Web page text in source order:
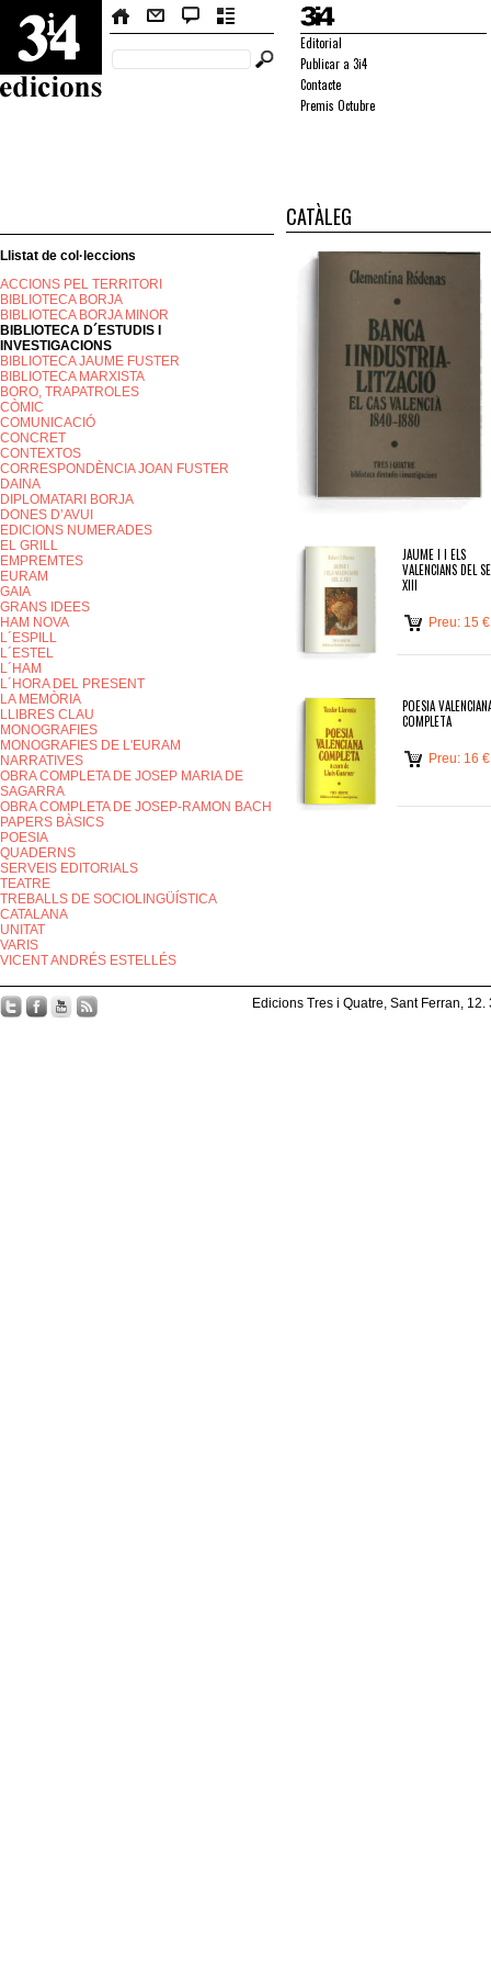
Editorial
Publicar a 3i4
Contacte
Premis Octubre
Llistat de col·leccions
ACCIONS PEL TERRITORI
BIBLIOTECA BORJA
BIBLIOTECA BORJA MINOR
BIBLIOTECA D´ESTUDIS I
INVESTIGACIONS
BIBLIOTECA JAUME FUSTER
BIBLIOTECA MARXISTA
BORO, TRAPATROLES
CÒMIC
COMUNICACIÓ
CONCRET
CONTEXTOS
CORRESPONDÈNCIA JOAN FUSTER
DAINA
DIPLOMATARI BORJA
DONES D’AVUI
EDICIONS NUMERADES
EL GRILL
EMPREMTES
EURAM
GAIA
GRANS IDEES
HAM NOVA
L´ESPILL
L´ESTEL
L´HAM
L´HORA DEL PRESENT
LA MEMÒRIA
LLIBRES CLAU
MONOGRAFIES
MONOGRAFIES DE L'EURAM
NARRATIVES
OBRA COMPLETA DE JOSEP MARIA DE
SAGARRA
OBRA COMPLETA DE JOSEP-RAMON BACH
PAPERS BÀSICS
POESIA
QUADERNS
SERVEIS EDITORIALS
TEATRE
TREBALLS DE SOCIOLINGÜÍSTICA
CATALANA
UNITAT
VARIS
VICENT ANDRÉS ESTELLÉS
CATÀLEG
JAUME I I ELS
VALENCIANS DEL
XIII
Preu: 15 €
POESIA
COMPLETA
Preu: 16 €
Edicions Tres i Quatre, Sant Ferran,